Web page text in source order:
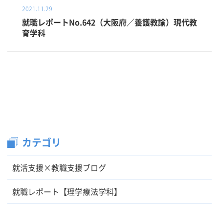
2021.11.29
就職レポートNo.642（大阪府／養護教諭）現代教
育学科
カテゴリ
就活支援×教職支援ブログ
就職レポート【理学療法学科】